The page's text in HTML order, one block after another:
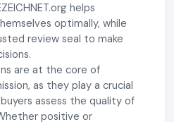
helps
optimally, while
review seal to make
are at the core of
as they play a crucial
assess the quality of
positive or